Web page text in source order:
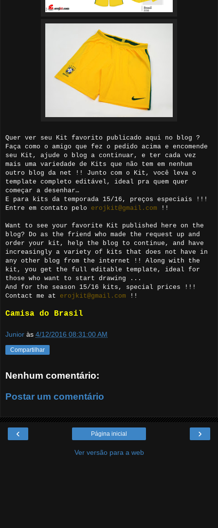
Quer ver seu Kit favorito publicado aqui no blog ?
Faça como o amigo que fez o pedido acima e encomende
seu Kit, ajude o blog a continuar, e ter cada vez
mais uma variedade de Kits que não tem em nenhum
outro blog da net !! Junto com o Kit, você leva o
template completo editável, ideal pra quem quer
começar a desenhar…
E para kits da temporada 15/16, preços especiais !!!
Entre em contato pelo erojkit@gmail.com !!
Want to see your favorite Kit published here on the
blog? Do as the friend who made the request up and
order your kit, help the blog to continue, and have
increasingly a variety of kits that does not have in
any other blog from the internet !! Along with the
kit, you get the full editable template, ideal for
those who want to start drawing ...
And for the season 15/16 kits, special prices !!!
Contact me at erojkit@gmail.com !!
Camisa do Brasil
Junior às 4/12/2016 08:31:00 AM
Compartilhar
Nenhum comentário:
Postar um comentário
‹ ›
Página inicial
Ver versão para a web